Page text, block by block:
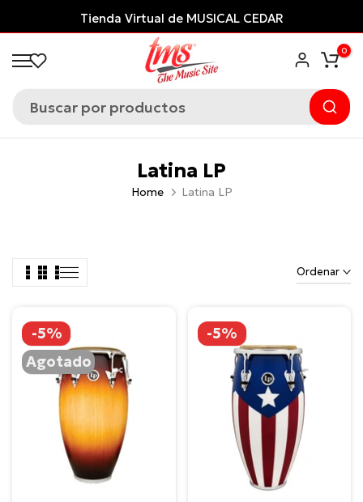
al
contenido
Tienda Virtual de MUSICAL CEDAR
0
Latina LP
Home Latina LP
Ordenar
-5%
Agotado
-5%